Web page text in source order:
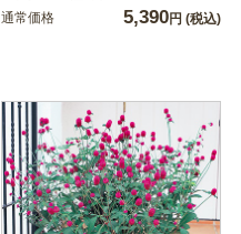
通常価格 5,390円 (税込)